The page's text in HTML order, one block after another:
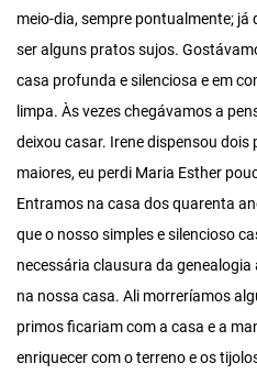
meio-dia, sempre pontualmente;
ser alguns pratos sujos.
casa profunda e silenciosa e em
limpa. Às vezes chegávamos a
deixou casar. Irene dispensou
maiores, eu perdi Maria Esther
Entramos na casa dos quarenta
que o nosso simples e silencioso
necessária clausura da
na nossa casa. Ali morreríamos
primos ficariam com a casa e a
enriquecer com o terreno e os